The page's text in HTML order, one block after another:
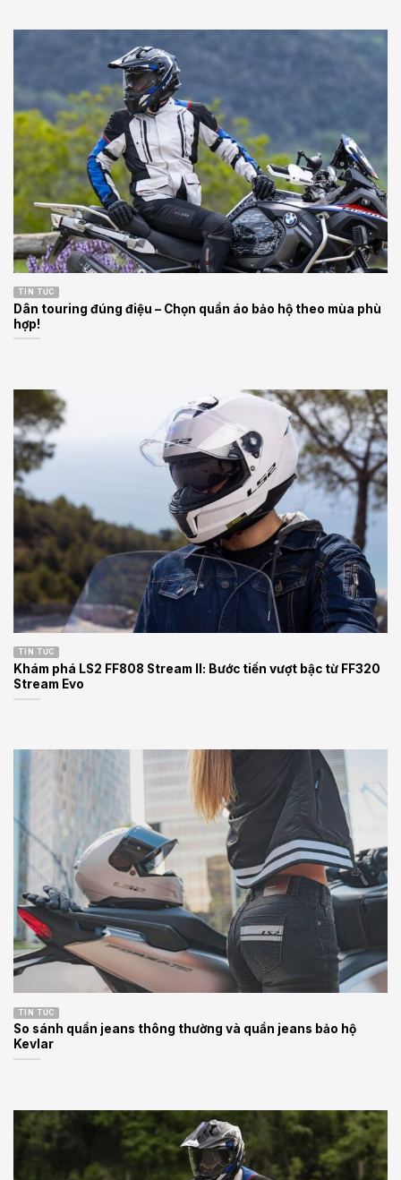
TIN TỨC
Dân touring đúng điệu – Chọn quần áo bảo hộ theo mùa phù
hợp!
TIN TỨC
Khám phá LS2 FF808 Stream II: Bước tiến vượt bậc từ FF320
Stream Evo
TIN TỨC
So sánh quần jeans thông thường và quần jeans bảo hộ
Kevlar